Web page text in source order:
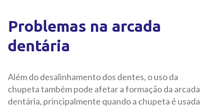
Problemas na arcada
dentária
Além do desalinhamento dos dentes, o uso da
chupeta também pode afetar a formação da arcada
dentária, principalmente quando a chupeta é usada